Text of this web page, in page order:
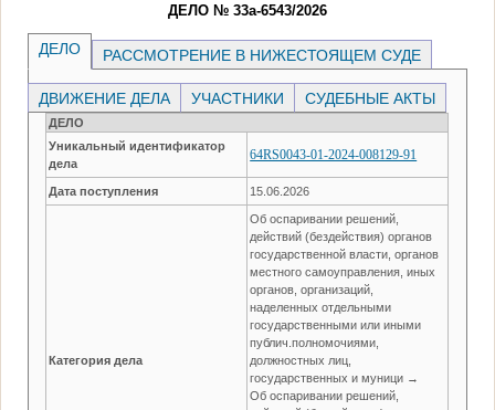
ДЕЛО № 33а-6543/2026
ДЕЛО РАССМОТРЕНИЕ В НИЖЕСТОЯЩЕМ СУДЕ
ДВИЖЕНИЕ ДЕЛА УЧАСТНИКИ СУДЕБНЫЕ АКТЫ
ДЕЛО
Уникальный идентификатор
дела
64RS0043-01-2024-008129-91
Дата поступления 15.06.2026
Категория дела
Об оспаривании решений,
действий (бездействия) органов
государственной власти, органов
местного самоуправления, иных
органов, организаций,
наделенных отдельными
государственными или иными
публич.полномочиями,
должностных лиц,
государственных и муници →
Об оспаривании решений,